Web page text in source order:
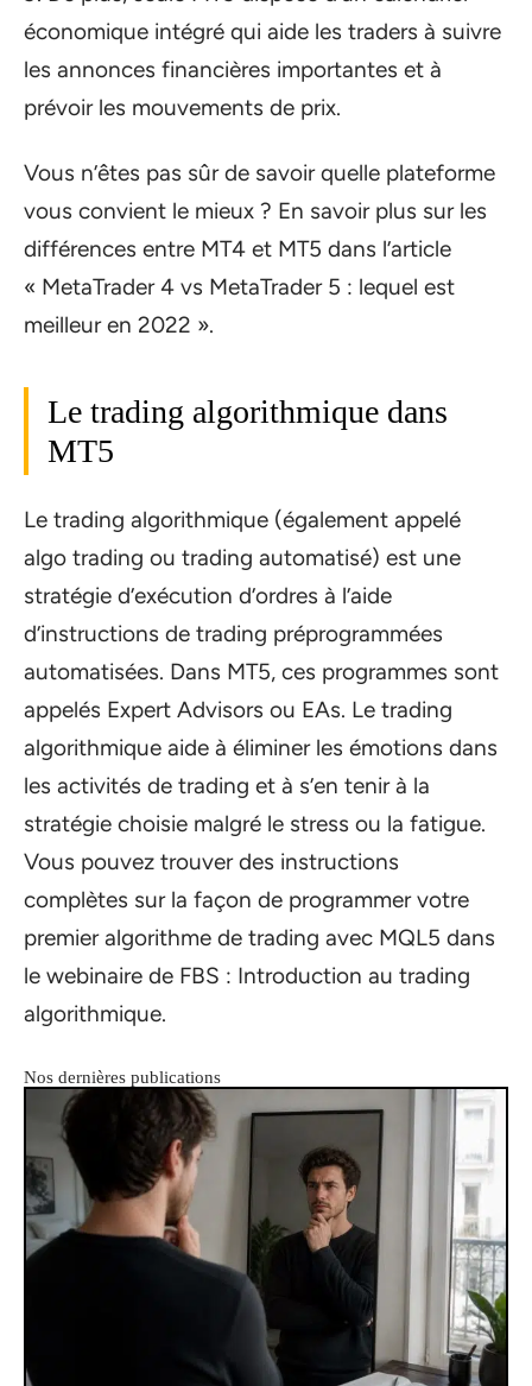
économique intégré qui aide les traders à suivre
les annonces financières importantes et à
prévoir les mouvements de prix.
Vous n’êtes pas sûr de savoir quelle plateforme
vous convient le mieux ? En savoir plus sur les
différences entre MT4 et MT5 dans l’article
« MetaTrader 4 vs MetaTrader 5 : lequel est
meilleur en 2022 ».
Le trading algorithmique dans
MT5
Le trading algorithmique (également appelé
algo trading ou trading automatisé) est une
stratégie d’exécution d’ordres à l’aide
d’instructions de trading préprogrammées
automatisées. Dans MT5, ces programmes sont
appelés Expert Advisors ou EAs. Le trading
algorithmique aide à éliminer les émotions dans
les activités de trading et à s’en tenir à la
stratégie choisie malgré le stress ou la fatigue.
Vous pouvez trouver des instructions
complètes sur la façon de programmer votre
premier algorithme de trading avec MQL5 dans
le webinaire de FBS : Introduction au trading
algorithmique.
Nos dernières publications